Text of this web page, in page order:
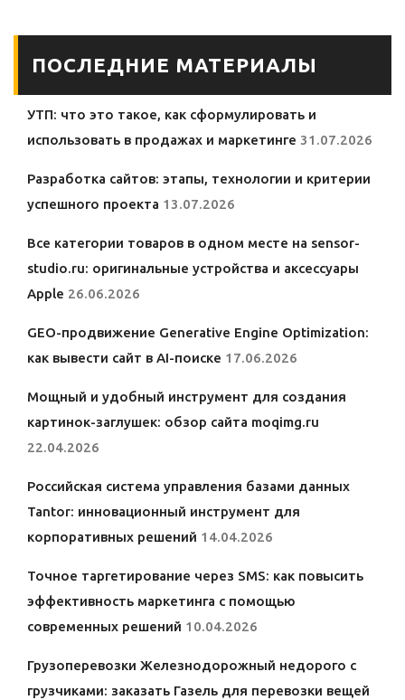
ПОСЛЕДНИЕ МАТЕРИАЛЫ
УТП: что это такое, как сформулировать и
использовать в продажах и маркетинге 31.07.2026
Разработка сайтов: этапы, технологии и критерии
успешного проекта 13.07.2026
Все категории товаров в одном месте на sensor-
studio.ru: оригинальные устройства и аксессуары
Apple 26.06.2026
GEO-продвижение Generative Engine Optimization:
как вывести сайт в AI-поиске 17.06.2026
Мощный и удобный инструмент для создания
картинок-заглушек: обзор сайта moqimg.ru
22.04.2026
Российская система управления базами данных
Tantor: инновационный инструмент для
корпоративных решений 14.04.2026
Точное таргетирование через SMS: как повысить
эффективность маркетинга с помощью
современных решений 10.04.2026
Грузоперевозки Железнодорожный недорого с
грузчиками: заказать Газель для перевозки вещей